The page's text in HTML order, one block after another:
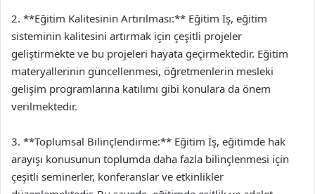
2. **Eğitim Kalitesinin Artırılması:** Eğitim İş, eğitim
sisteminin kalitesini artırmak için çeşitli projeler
geliştirmekte ve bu projeleri hayata geçirmektedir. Eğitim
materyallerinin güncellenmesi, öğretmenlerin mesleki
gelişim programlarına katılımı gibi konulara da önem
verilmektedir.
3. **Toplumsal Bilinçlendirme:** Eğitim İş, eğitimde hak
arayışı konusunun toplumda daha fazla bilinçlenmesi için
çeşitli seminerler, konferanslar ve etkinlikler